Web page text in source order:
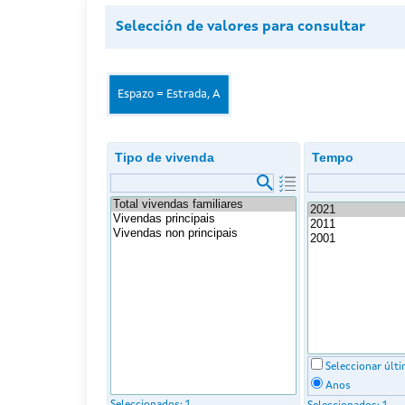
Selección de valores para consultar
Espazo = Estrada, A
Tipo de vivenda Tempo
Seleccionar
Anos